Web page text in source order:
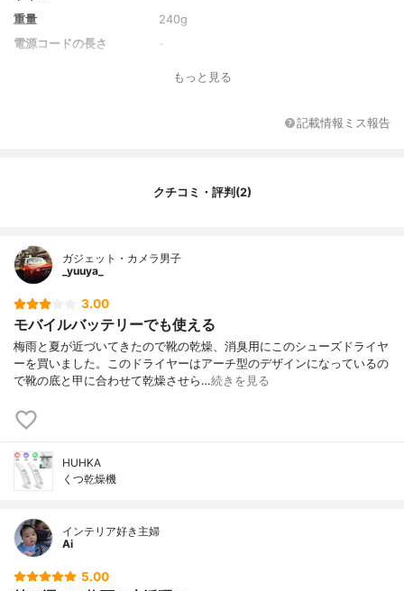
重量
240g
電源コードの長さ
オゾン・タイマー
もっと見る
記載情報ミス報告
クチコミ・評判(2)
ガジェット・カメラ男子
_yuuya_
3.00
モバイルバッテリーでも使える
梅雨と夏が近づいてきたので靴の乾燥、消臭用にこのシューズドライヤ
ーを買いました。このドライヤーはアーチ型のデザインになっているの
で靴の底と甲に合わせて乾燥させら…続きを見る
HUHKA
くつ乾燥機
インテリア好き主婦
Ai
5.00